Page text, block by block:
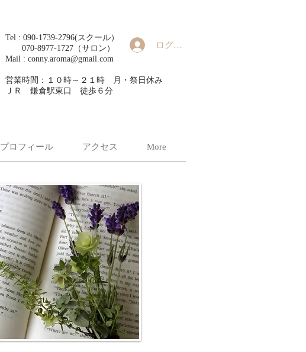
Tel : 090-1739-2796(スクール）
​ 070-8977-1727（サロン）
Mail : conny.aroma@gmail.com
営業時間：１０時～２１時 ​月・祭日休み
ＪＲ 鎌倉駅東口 徒歩６分
ログイン
プロフィール アクセス More